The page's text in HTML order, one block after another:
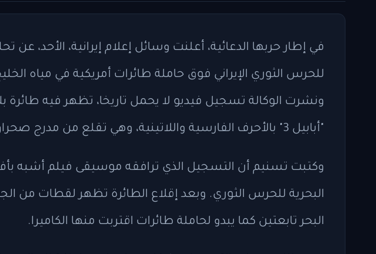
في إطار حربها الدعائية، أعلنت وسائل إعلام إيرانية، الأحد، عن
للحرس الثوري الإيراني فوق حاملة طائرات أمريكية في مياه
ونشرت الوكالة تسجيل فيديو لا يحمل تاريخا، تظهر فيه طائرة
"أبابيل 3" بالأحرف الفارسية واللاتينية، وهي تقلع من مدرج صحراوي قريب من شاطئ البحر.
وكتبت تسنيم أن التسجيل الذي ترافقه موسيقى فيلم أشبه
البحرية للحرس الثوري. وبعد إقلاع الطائرة تظهر لقطات من
البحر تابعتين كما يبدو لحاملة طائرات اقتربت منها الكاميرا.